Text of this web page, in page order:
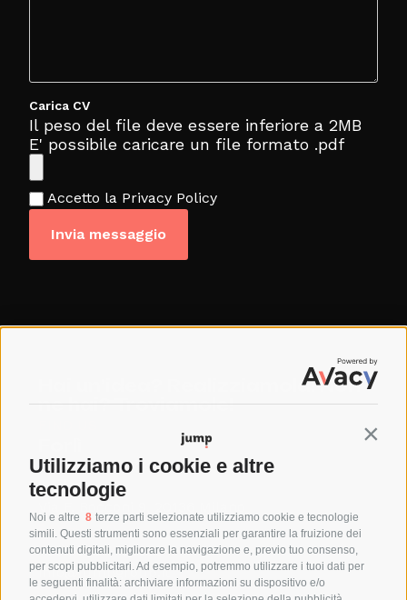
Utilizziamo i cookie e altre
tecnologie
Noi e altre 8 terze parti selezionate utilizziamo cookie e tecnologie
simili. Questi strumenti sono essenziali per garantire la fruizione dei
contenuti digitali, migliorare la navigazione e, previo tuo consenso,
per scopi pubblicitari. Ad esempio, potremmo utilizzare i tuoi dati per
le seguenti finalità: archiviare informazioni su dispositivo e/o
Carica CV
Il peso del file deve essere inferiore a 2MB
E' possibile caricare un file formato .pdf
Accetto la Privacy Policy
Hai un’idea? Realizziamola! Non
ne hai? Troviamole!
Via Bertini 207 47122, Forlì (FC)
Milano
Via F. Bocconi 9, 20136 Milano
SAY HELLO
+39 0543 1796899
info@jumpgroup.it